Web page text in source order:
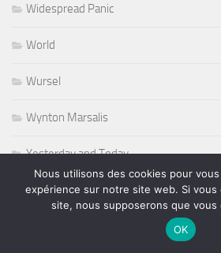
Widespread Panic
World
Wursel
Wynton Marsalis
Yesterday and Today
Nous utilisons des cookies pour
expérience sur notre site web. Si vous
site, nous supposerons que
OK